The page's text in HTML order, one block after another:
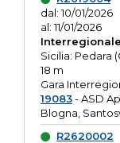
dal: 10/01/2026
al: 11/01/2026
Interregionale
Sicilia: Pedara
18 m
Gara
19083- ASD
Blogna,
R2620002